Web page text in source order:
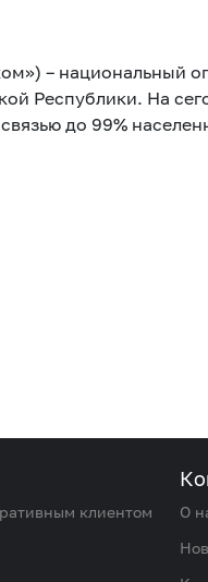
– национальный
Республики. На
до 99%
клиентом
О